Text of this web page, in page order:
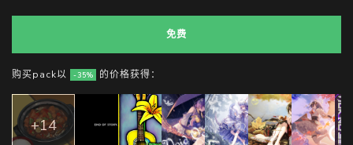
免费
购买pack以 -35% 的价格获得：
+14